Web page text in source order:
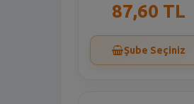
87,60 TL
Şube Seçiniz